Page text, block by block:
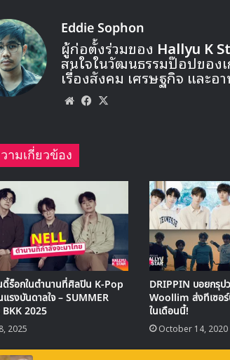
Eddie Sophon
ผู้ก่อตั้งร่วมของ Hallyu K
สนใจในวัฒนธรรมป๊อปของ
เรื่องสังคม เศรษฐกิจ และอ
WebsiteFacebook
ามเกี่ยวข้อง
ร็อกในตำนานที่ศิลปิน K-Pop
แรงบันดาลใจ – SUMMER
2025
2025
DRIPPIN บอยกรุป
Woollim ส่งทีเซอร์
ในเดือนนี้!
October 14, 2020